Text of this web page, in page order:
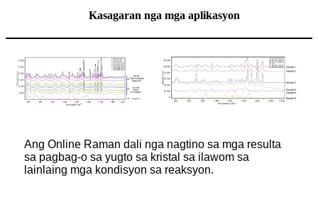
Kasagaran nga mga aplikasyon
Ang Online Raman dali nga nagtino sa mga resulta
sa pagbag-o sa yugto sa kristal sa ilawom sa
lainlaing mga kondisyon sa reaksyon.